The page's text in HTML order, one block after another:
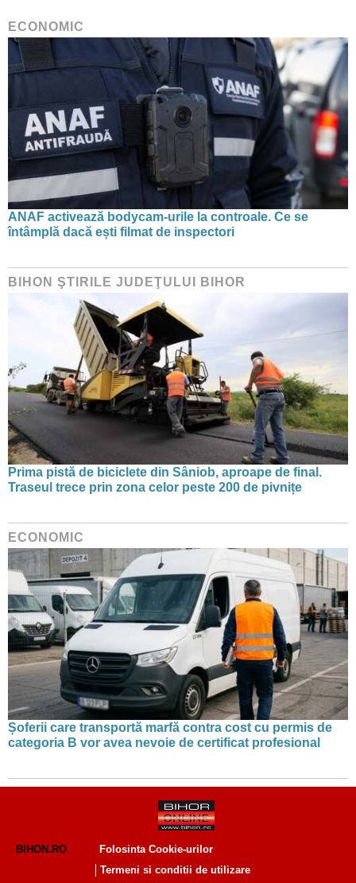
ECONOMIC
ANAF activează bodycam-urile la controale. Ce se
întâmplă dacă ești filmat de inspectori
BIHON ŞTIRILE JUDEŢULUI BIHOR
Prima pistă de biciclete din Sâniob, aproape de final.
Traseul trece prin zona celor peste 200 de pivnițe
ECONOMIC
Șoferii care transportă marfă contra cost cu permis de
categoria B vor avea nevoie de certificat profesional
BIHON.RO
Folosinta Cookie-urilor
Termeni si conditii de utilizare